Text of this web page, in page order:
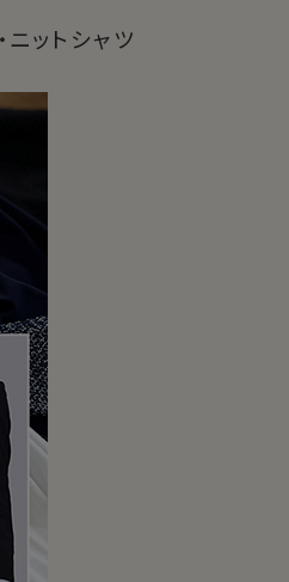
ニットシャツ